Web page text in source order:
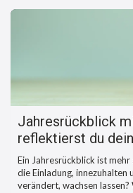
Jahresrückblick
reflektierst du
Ein Jahresrückblick ist
die Einladung, innezuhalten
verändert, wachsen